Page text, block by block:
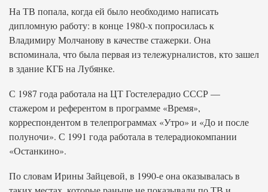
На ТВ попала, когда ей было необходимо написать
дипломную работу: в конце 1980-х попросилась к
Владимиру Молчанову в качестве стажерки. Она
вспоминала, что была первая из тележурналистов, кто зашел
в здание КГБ на Лубянке.
С 1987 года работала на ЦТ Гостелерадио СССР —
стажером и референтом в программе «Время»,
корреспондентом в телепрограммах «Утро» и «До и после
полуночи». С 1991 года работала в телерадиокомпании
«Останкино».
По словам Ирины Зайцевой, в 1990-е она оказывалась в